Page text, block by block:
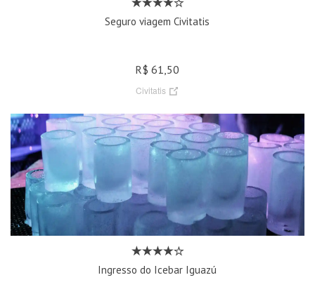
Seguro viagem Civitatis
R$ 61,50
Civitatis
Ingresso do Icebar Iguazú